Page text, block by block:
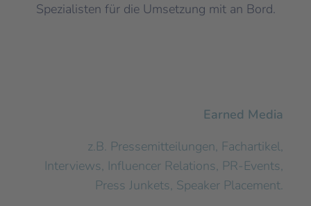
Spezialisten für die Umsetzung mit an Bord.
Earned Media
z.B. Pressemitteilungen, Fachartikel,
Interviews, Influencer Relations, PR-Events,
Press Junkets, Speaker Placement.